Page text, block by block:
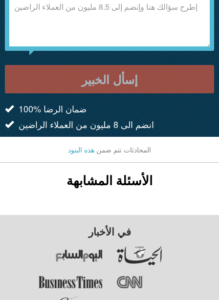
إسأل الخبير
100% ضمان الرضا
انضم الى 8 مليون من العملاء الراضين
المحادثات تتم ضمن هذه البنود
الأسئلة المشابهة
في الأخبار